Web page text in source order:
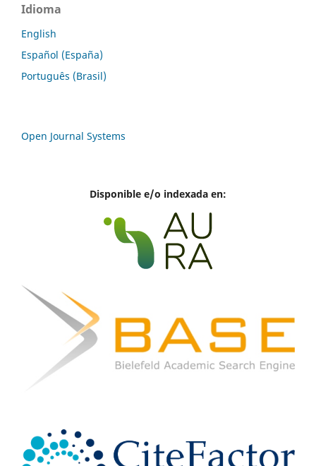
Idioma
English
Español (España)
Português (Brasil)
Open Journal Systems
Disponible e/o indexada en: